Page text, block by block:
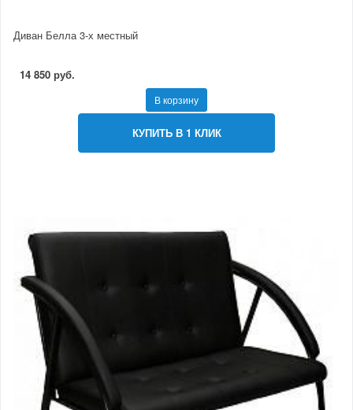
Диван Белла 3-х местный
14 850 руб.
В корзину
КУПИТЬ В 1 КЛИК